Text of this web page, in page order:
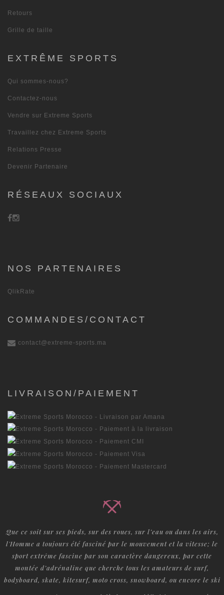
Retours
Grille de taille
EXTRÊME SPORTS
Qui sommes-nous?
Contactez-nous
Vendre sur Extreme Sports
Travaillez chez Extreme Sports
Relations Presse
Devenir Partenaire
RÉSEAUX SOCIAUX
NOS PARTENAIRES
QlikRate
COMMANDES/CONTACT
contact@extreme-sports.ma
LIVRAISON/PAIEMENT
Que ce soit sur ses pieds, sur des roues, sur l’eau ou dans les airs,
l'Homme a toujours été fasciné par le mouvement et la vitesse; le
sport extrême fascine par son caractère dangereux, par cette
montée d’adrénaline que cherche tous les amateurs de surf,
bodyboard, skate, kitesurf, moto cross, snowboard, ou encore le ski